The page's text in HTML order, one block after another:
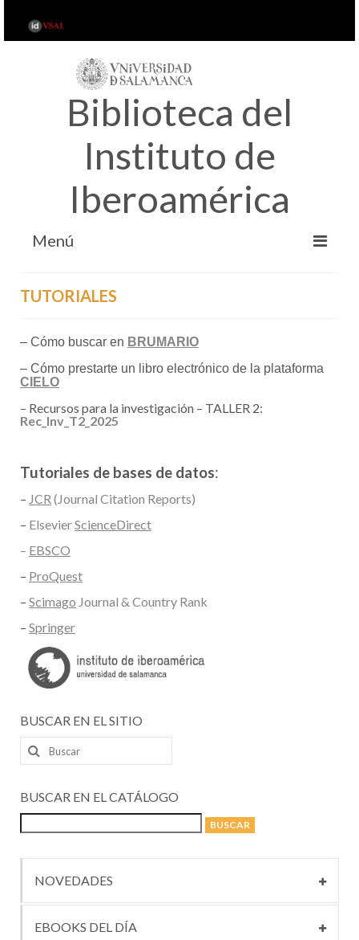
Biblioteca del
Instituto de
Iberoamérica
Menú
SERVICIOS
RECURSOS
TUTORIALES
TUTORIALES
– Cómo buscar en BRUMARIO
– Cómo prestarte un libro electrónico de la plataforma
CIELO
– Recursos para la investigación – TALLER 2:
Rec_Inv_T2_2025
Tutoriales de bases de datos:
– JCR (Journal Citation Reports)
– ElsevierScienceDirect
– EBSCO
– ProQuest
– Scimago Journal & Country Rank
– Springer
BUSCAR EN EL SITIO
Buscar
por:
BUSCAR EN EL CATÁLOGO
NOVEDADES
EBOOKS DEL DÍA